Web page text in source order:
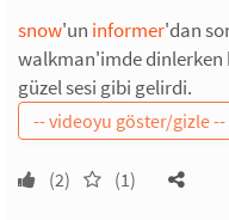
snow'un informer'dan
walkman'imde dinlerken
güzel sesi gibi gelirdi.
(2) (1)